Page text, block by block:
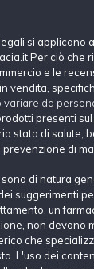
si applicano
Per ciò che
e le
vendita,
da
prodotti presenti
stato di salute,
di
di natura
suggerimenti
un
non devono
che
L'uso dei